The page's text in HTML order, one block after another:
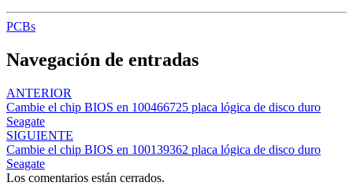
PCBs
Navegación de entradas
ANTERIOR
Cambie el chip BIOS en 100466725 placa lógica de disco duro
Seagate
SIGUIENTE
Cambie el chip BIOS en 100139362 placa lógica de disco duro
Seagate
Los comentarios están cerrados.